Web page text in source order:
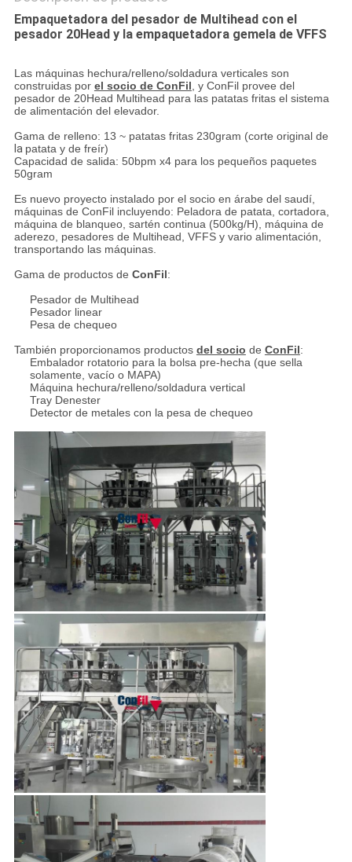
Empaquetadora del pesador de Multihead con el
pesador 20Head y la empaquetadora gemela de VFFS
Las máquinas hechura/relleno/soldadura verticales son
construidas por el socio de ConFil, y ConFil provee del
pesador de 20Head Multihead para las patatas fritas el sistema
de alimentación del elevador.
Gama de relleno: 13 ~ patatas fritas 230gram (corte original de
la patata y de freír)
Capacidad de salida: 50bpm x4 para los pequeños paquetes
50gram
Es nuevo proyecto instalado por el socio en árabe del saudí,
máquinas de ConFil incluyendo: Peladora de patata, cortadora,
máquina de blanqueo, sartén continua (500kg/H), máquina de
aderezo, pesadores de Multihead, VFFS y vario alimentación,
transportando las máquinas.
Gama de productos de ConFil:
Pesador de Multihead
Pesador linear
Pesa de chequeo
También proporcionamos productos del socio de ConFil:
Embalador rotatorio para la bolsa pre-hecha (que sella
solamente, vacío o MAPA)
Máquina hechura/relleno/soldadura vertical
Tray Denester
Detector de metales con la pesa de chequeo